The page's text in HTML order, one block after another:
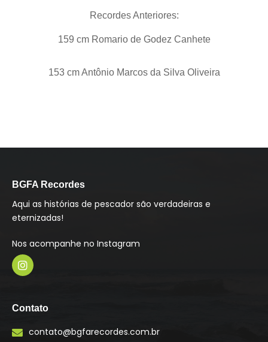
Recordes Anteriores:
159 cm Romario de Godez Canhete
153 cm Antônio Marcos da Silva Oliveira
BGFA Recordes
Aqui as histórias de pescador são verdadeiras e
eternizadas!
Nos acompanhe no Instagram
s
t
a
g
Contato
contato@bgfarecordes.com.br